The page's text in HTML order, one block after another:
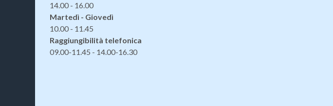
14.00 - 16.00
Martedì - Giovedì
10.00 - 11.45
Raggiungibilità telefonica
09.00-11.45 - 14.00-16.30